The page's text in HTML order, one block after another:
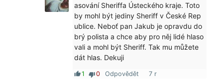
asování Sheriffa Ústeckého kraje. Toto
by mohl být jediny Sheriff v České Rep
ublice. Neboť pan Jakub je opravdu do
brý polista a chce aby pro něj lidé hlaso
vali a mohl být Sheriff. Tak mu můžete
dát hlas. Dekuji
thumb_up1 thumb_down0 Odpovědět 7 r